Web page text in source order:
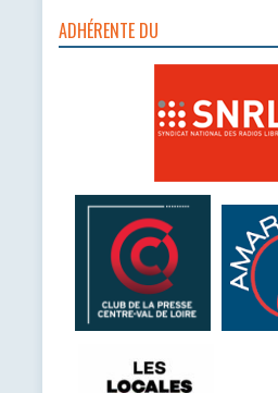
ADHÉRENTE DU